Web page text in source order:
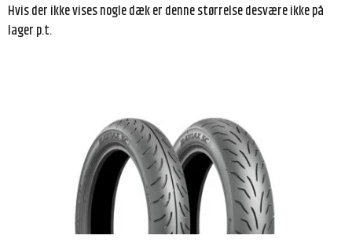
Hvis der ikke vises nogle dæk er denne størrelse desvære ikke på
lager p.t.